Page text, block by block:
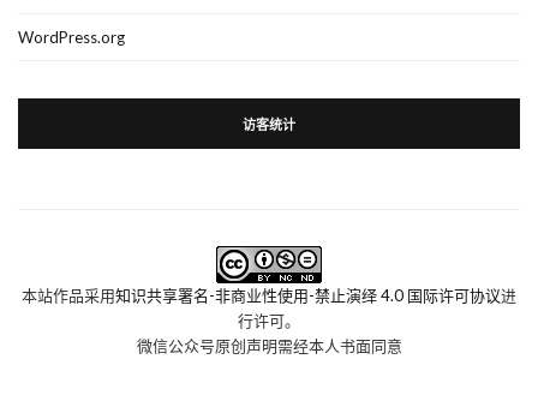
WordPress.org
访客统计
本站作品采用知识共享署名-非商业性使用-禁止演绎 4.0 国际许可协议进
行许可。
微信公众号原创声明需经本人书面同意